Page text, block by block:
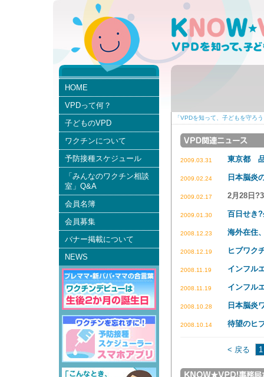
「VPDを知って、子どもを守ろ
2009.03.31 東京都 品
2009.02.24 日本脳炎
2009.02.17 2月28日
2009.01.30 百日せき
2008.12.23 海外在住
2008.12.19 ヒブワク
2008.11.19 インフル
2008.11.19 インフル
2008.10.28 日本脳炎
2008.10.14 待望のヒ
< 戻る 1
HOME
VPDって何？
子どものVPD
ワクチンについて
予防接種スケジュール
「みんなのワクチン相談
室」Q&A
会員名簿
会員募集
バナー掲載について
NEWS